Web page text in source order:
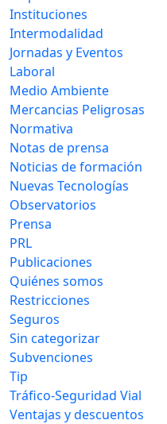
Instituciones
Intermodalidad
Jornadas y Eventos
Laboral
Medio Ambiente
Mercancias Peligrosas
Normativa
Notas de prensa
Noticias de formación
Nuevas Tecnologías
Observatorios
Prensa
PRL
Publicaciones
Quiénes somos
Restricciones
Seguros
Sin categorizar
Subvenciones
Tip
Tráfico-Seguridad Vial
Ventajas y descuentos